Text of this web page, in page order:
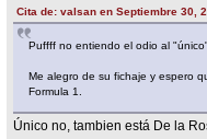
Cita de: valsan en Septiembre 30,
Puffff no entiendo el odio al
Me alegro de su fichaje y espero
Formula 1.
Único no, tambien está De la